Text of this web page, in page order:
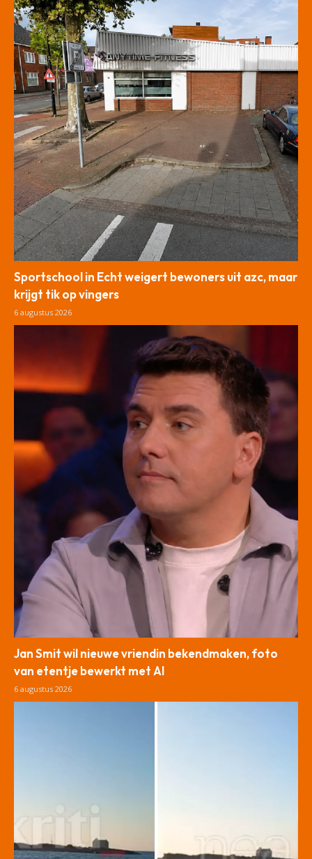
Sportschool in Echt weigert bewoners uit azc, maar
krijgt tik op vingers
6 augustus 2026
Jan Smit wil nieuwe vriendin bekendmaken, foto
van etentje bewerkt met AI
6 augustus 2026